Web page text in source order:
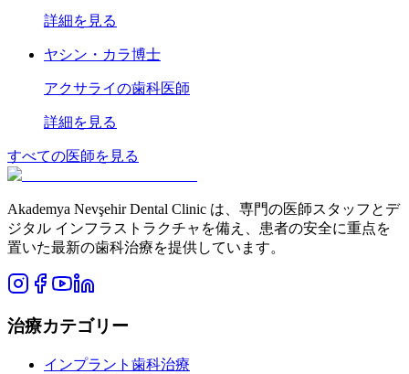
詳細を見る
ヤシン・カラ博士
アクサライの歯科医師
詳細を見る
すべての医師を見る
Akademya Nevşehir Dental Clinic は、専門の医師スタッフとデ
ジタル インフラストラクチャを備え、患者の安全に重点を
置いた最新の歯科治療を提供しています。
治療カテゴリー
インプラント歯科治療